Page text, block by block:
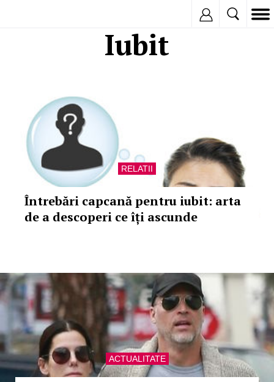
Iubit
RELATII
Întrebări capcană pentru iubit: arta
de a descoperi ce îți ascunde
ACTUALITATE